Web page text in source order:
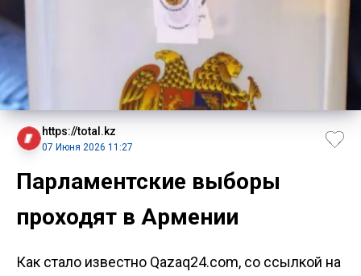
https://total.kz
07 Июня 2026 11:27
Парламентские выборы
проходят в Армении
Как стало известно Qazaq24.com, со ссылкой на